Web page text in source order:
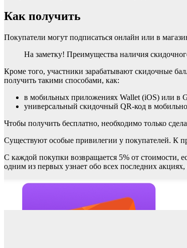
Как получить
Покупатели могут подписаться онлайн или в
На заметку! Преимущества наличия
Кроме того, участники зарабатывают скидочные
получить такими способами, как:
в мобильных приложениях Wallet (iOS) или в
универсальный скидочный QR-код в
Чтобы получить бесплатно, необходимо только
Существуют особые привилегии у покупателей. К
С каждой покупки возвращается 5% от стоимости,
одним из первых узнает обо всех последних